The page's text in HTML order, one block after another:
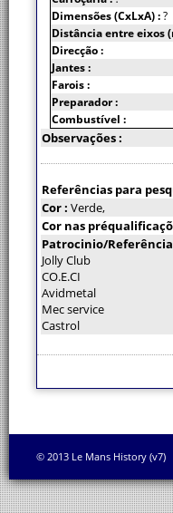
Dimensões (CxLxA) :?
Distância entre eixos
Direcção :
Jantes :
Farois :
Preparador :
Combustível :
Observações :
Referências para
Cor : Verde,
Cor nas
Patrocinio/
Jolly Club
CO.E.CI
Avidmetal
Mec service
Castrol
© 2013 Le Mans History (v7)